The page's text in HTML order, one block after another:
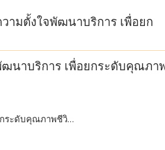
วามตั้งใจพัฒนาบริการ เพื่อยก
ฒนาบริการ เพื่อยกระดับคุณภา
กระดับคุณภาพชีวิ…